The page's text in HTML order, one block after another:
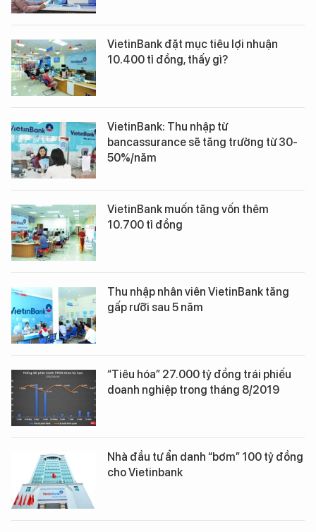
VietinBank đặt mục tiêu lợi nhuận
10.400 tỉ đồng, thấy gì?
VietinBank: Thu nhập từ
bancassurance sẽ tăng trưởng từ 30-
50%/năm
VietinBank muốn tăng vốn thêm
10.700 tỉ đồng
Thu nhập nhân viên VietinBank tăng
gấp rưỡi sau 5 năm
“Tiêu hóa” 27.000 tỷ đồng trái phiếu
doanh nghiệp trong tháng 8/2019
Nhà đầu tư ẩn danh “bơm” 100 tỷ đồng
cho Vietinbank